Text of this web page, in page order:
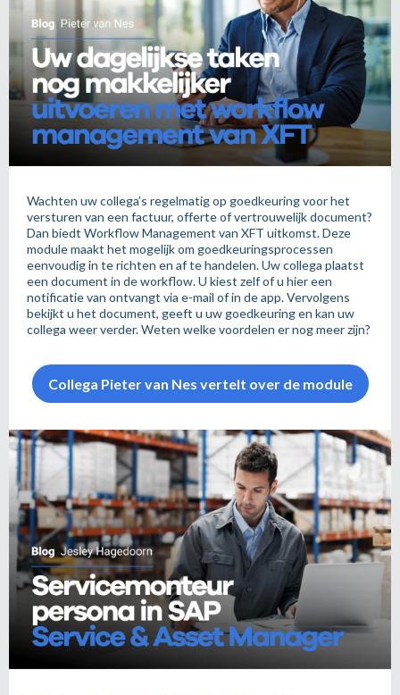
Wachten uw collega’s regelmatig op goedkeuring voor het
versturen van een factuur, offerte of vertrouwelijk document?
Dan biedt Workflow Management van XFT uitkomst. Deze
module maakt het mogelijk om goedkeuringsprocessen
eenvoudig in te richten en af te handelen. Uw collega plaatst
een document in de workflow. U kiest zelf of u hier een
notificatie van ontvangt via e-mail of in de app. Vervolgens
bekijkt u het document, geeft u uw goedkeuring en kan uw
collega weer verder. Weten welke voordelen er nog meer zijn?
Collega Pieter van Nes vertelt over de module